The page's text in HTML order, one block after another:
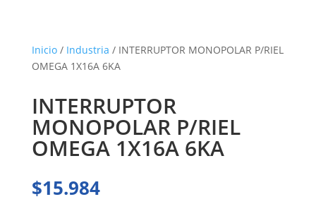
Inicio/ Industria / INTERRUPTOR MONOPOLAR P/RIEL
OMEGA 1X16A 6KA
INTERRUPTOR
MONOPOLAR P/RIEL
OMEGA 1X16A 6KA
$15.984